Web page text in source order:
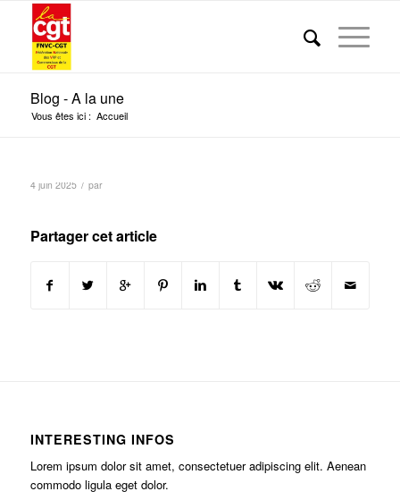
Blog - A la une
Vous êtes ici : Accueil
4 juin 2025 / par
Partager cet article
INTERESTING INFOS
Lorem ipsum dolor sit amet, consectetuer adipiscing elit. Aenean
commodo ligula eget dolor.